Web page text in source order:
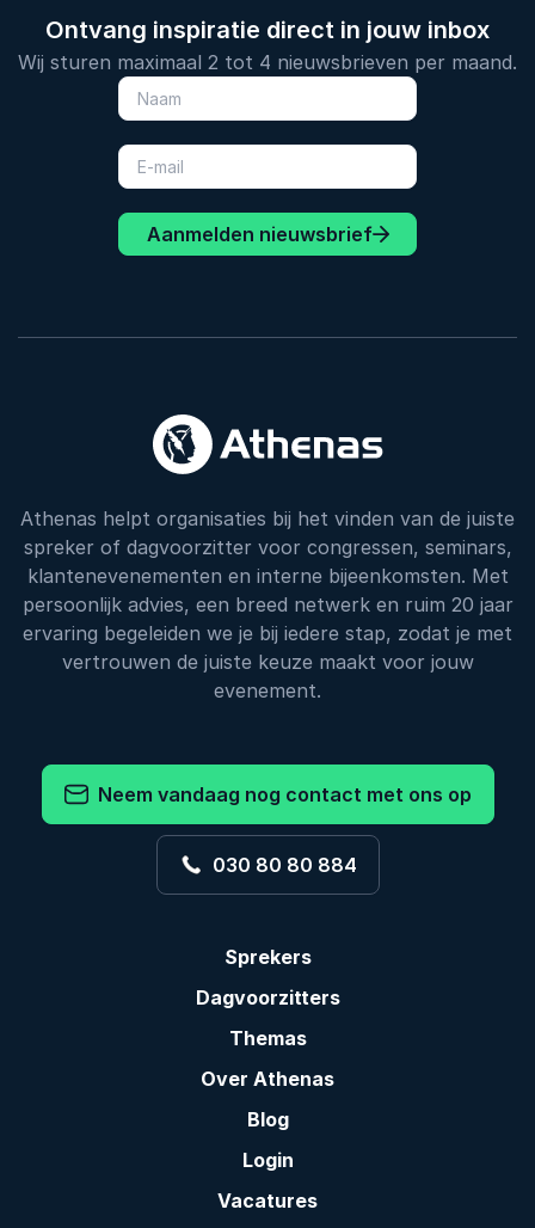
Ontvang inspiratie direct in jouw inbox
Wij sturen maximaal 2 tot 4 nieuwsbrieven per maand.
Aanmelden nieuwsbrief
Athenas helpt organisaties bij het vinden van de juiste
spreker of dagvoorzitter voor congressen, seminars,
klantenevenementen en interne bijeenkomsten. Met
persoonlijk advies, een breed netwerk en ruim 20 jaar
ervaring begeleiden we je bij iedere stap, zodat je met
vertrouwen de juiste keuze maakt voor jouw
evenement.
Neem vandaag nog contact met ons op
030 80 80 884
Sprekers
Dagvoorzitters
Themas
Over Athenas
Blog
Login
Vacatures